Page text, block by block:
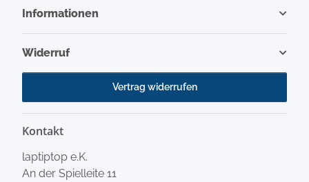
Informationen
Widerruf
Vertrag widerrufen
Kontakt
laptiptop e.K.
An der Spielleite 11